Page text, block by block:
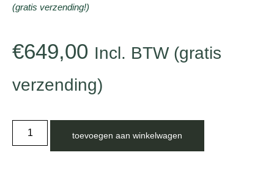
(gratis verzending!)
€649,00 Incl. BTW (gratis
verzending)
toevoegen aan winkelwagen